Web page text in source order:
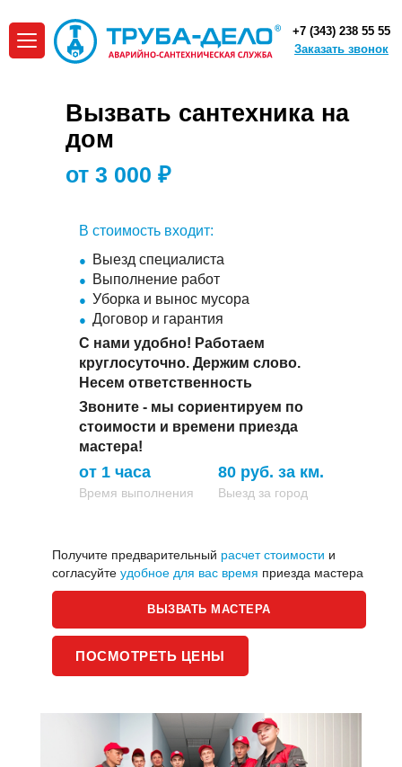
+7 (343) 238 55 55
Заказать звонок
Вызвать сантехника на
дом
от 3 000 ₽
В стоимость входит:
Выезд специалиста
Выполнение работ
Уборка и вынос мусора
Договор и гарантия
С нами удобно! Работаем
круглосуточно. Держим слово.
Несем ответственность
Звоните - мы сориентируем по
стоимости и времени приезда
мастера!
Время выполнения
от 1 часа
Выезд за город
80 руб. за км.
Получите предварительный расчет стоимости и
согласуйте удобное для вас время приезда мастера